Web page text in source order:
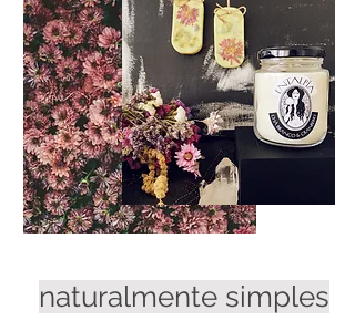
naturalmente simples